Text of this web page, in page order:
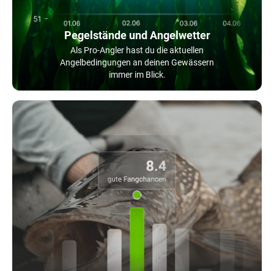
Pegelstände und Angelwetter
Als Pro-Angler hast du die aktuellen
Angelbedingungen an deinen Gewässern
immer im Blick.